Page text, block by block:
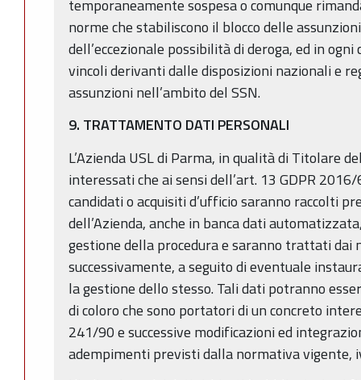
temporaneamente sospesa o comunque
norme che stabiliscono il blocco delle
dell’eccezionale possibilità di deroga, ed in
vincoli derivanti dalle disposizioni nazionali e
assunzioni nell’ambito del SSN.
9. TRATTAMENTO DATI PERSONALI
L’Azienda USL di Parma, in qualità di Titolare
interessati che ai sensi dell’art. 13 GDPR
candidati o acquisiti d’ufficio saranno raccolti
dell’Azienda, anche in banca dati
gestione della procedura e saranno trattati dai
successivamente, a seguito di eventuale
la gestione dello stesso. Tali dati potranno
di coloro che sono portatori di un concreto
241/90 e successive modificazioni ed
adempimenti previsti dalla normativa vigente,